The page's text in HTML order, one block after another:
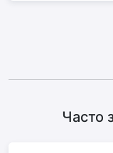
Часто